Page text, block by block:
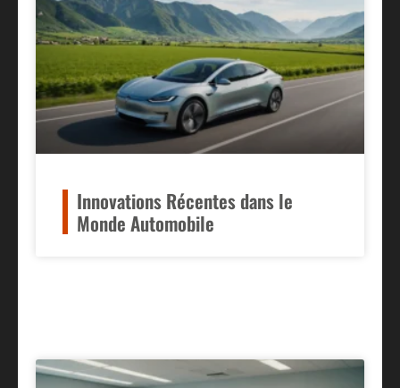
Innovations Récentes dans le
Monde Automobile